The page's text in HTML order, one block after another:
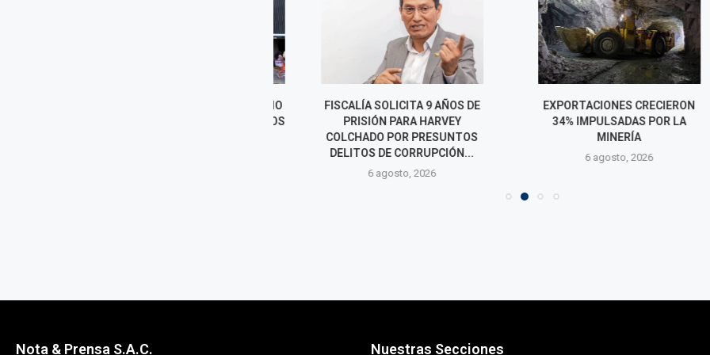
FISCALÍA SOLICITA 9 AÑOS DE
PRISIÓN PARA HARVEY
COLCHADO POR PRESUNTOS
DELITOS DE CORRUPCIÓN...
6 agosto, 2026
EXPORTACIONES CRECIERON
34% IMPULSADAS POR LA
CONCEJO DE
VACANCIA DE
Y LEO DE PAZ
Nota & Prensa S.A.C. Nuestras Secciones